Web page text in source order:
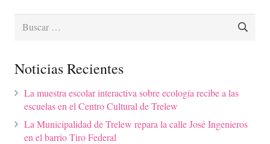
Buscar:
Noticias Recientes
La muestra escolar interactiva sobre ecología recibe a las
escuelas en el Centro Cultural de Trelew
La Municipalidad de Trelew repara la calle José Ingenieros
en el barrio Tiro Federal